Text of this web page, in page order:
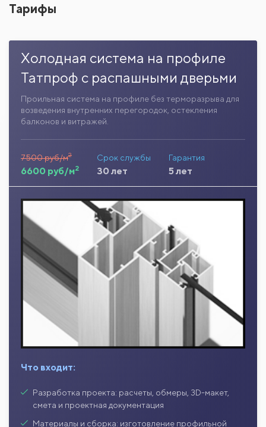
Тарифы
Холодная система на профиле
Татпроф с распашными дверьми
Проильная система на профиле без терморазрыва для
возведения внутренних перегородок, остекления
балконов и витражей.
7500 руб/м2
6600 руб/м2
Срок службы
30 лет
Гарантия
5 лет
Что входит:
Разработка проекта: расчеты, обмеры, 3D-макет,
смета и проектная документация
Материалы и сборка: изготовление профильной